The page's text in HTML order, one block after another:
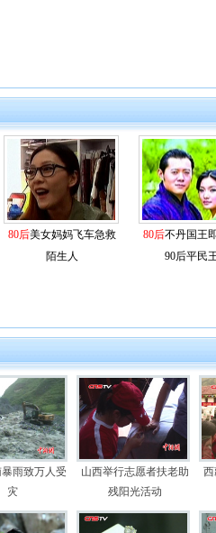
80后美女妈妈飞车急救
陌生人
80后不丹国王
90后平民
雨致万人受
灾
山西举行志愿者扶老助
残阳光活动
西